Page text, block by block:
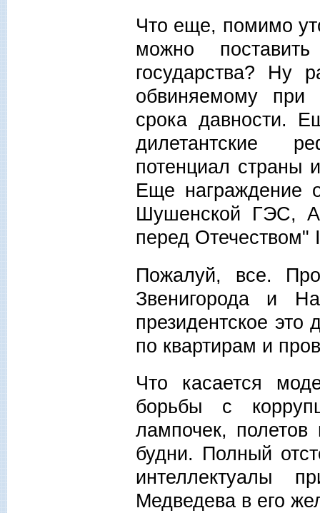
Что еще, помимо
можно
государства? Ну
обвиняемому
срока давности.
дилетантские
потенциал страны
Еще награждение
Шушенской ГЭС,
перед
Пожалуй, все.
Звенигорода и
президентское
по квартирам и
Что касается
борьбы с
лампочек,
будни. Полный
интеллектуалы
Медведева в его